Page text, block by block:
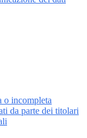
o incompleta
da parte dei titolari